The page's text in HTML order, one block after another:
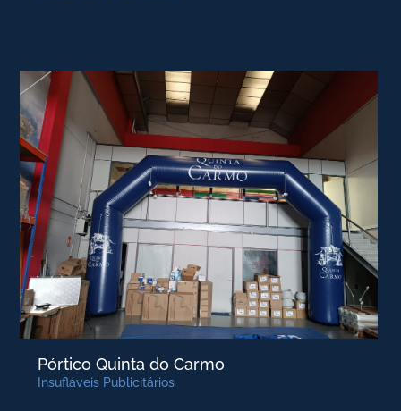
Pórtico Quinta do Carmo
Insufláveis Publicitários